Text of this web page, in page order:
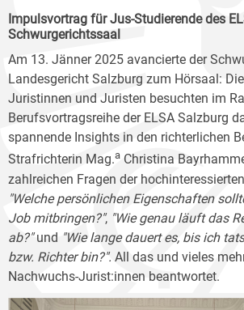
Impulsvortrag für Jus-Studierende des
Schwurgerichtssaal
Am 13. Jänner 2025 avancierte der
Landesgericht Salzburg zum Hörsaal:
Juristinnen und Juristen besuchten im
Berufsvortragsreihe der ELSA Salzburg
spannende Insights in den richterlichen
Strafrichterin Mag.a Christina
zahlreichen Fragen der
"Welche persönlichen Eigenschaften
Job mitbringen?", "Wie genau läuft das
ab?"und "Wie lange dauert es, bis ich
bzw. Richter bin?". All das und vieles
Nachwuchs-Jurist:innen beantwortet.